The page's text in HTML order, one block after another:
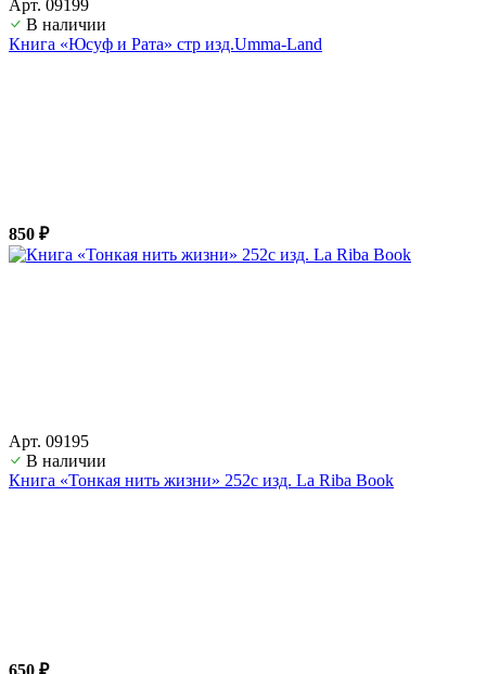
Арт. 09199
В наличии
Книга «Юсуф и Рата» стр изд.Umma-Land
850 ₽
Арт. 09195
В наличии
Книга «Тонкая нить жизни» 252с изд. La Riba Book
650 ₽